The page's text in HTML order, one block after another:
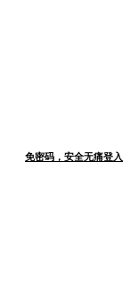
免密码，安全无痛登入